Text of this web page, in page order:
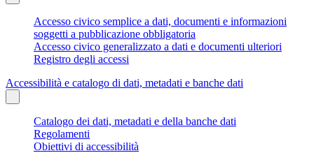
Accesso civico semplice a dati, documenti e informazioni
soggetti a pubblicazione obbligatoria
Accesso civico generalizzato a dati e documenti ulteriori
Registro degli accessi
Accessibilità e catalogo di dati, metadati e banche dati
Catalogo dei dati, metadati e della banche dati
Regolamenti
Obiettivi di accessibilità